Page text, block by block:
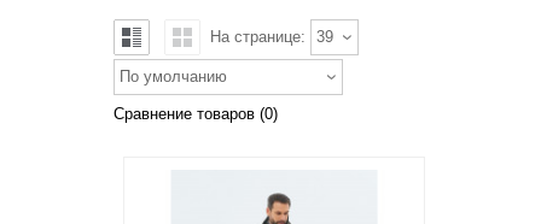
На странице: 39
По умолчанию
Сравнение товаров (0)